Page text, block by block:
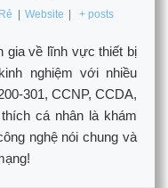
| Website | + posts
gia về lĩnh vực thiết bị
nghiệm với nhiều
301, CCNP, CCDA,
cá nhân là khám
nghệ nói chung và